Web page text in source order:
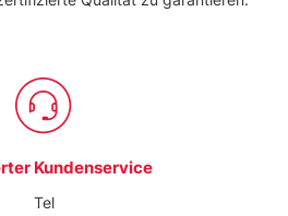
Kundenservice
Tel